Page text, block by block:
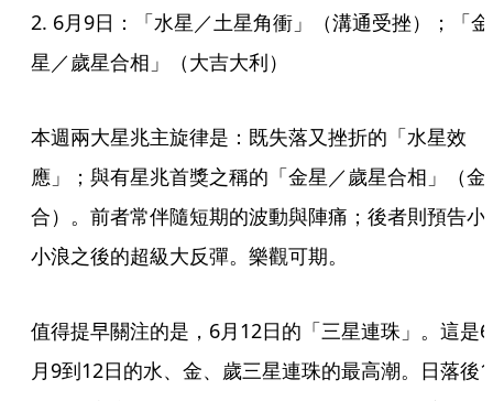
2. 6月9日：「水星／土星角衝」（溝通受挫）；「金
星／歲星合相」（大吉大利）
本週兩大星兆主旋律是：既失落又挫折的「水星效
應」；與有星兆首獎之稱的「金星／歲星合相」（金
合）。前者常伴隨短期的波動與陣痛；後者則預告小
小浪之後的超級大反彈。樂觀可期。
值得提早關注的是，6月12日的「三星連珠」。這是6
月9到12日的水、金、歲三星連珠的最高潮。日落後1